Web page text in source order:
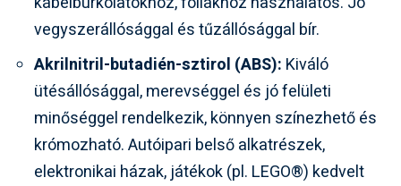
vegyszerállósággal és tűzállósággal bír.
Akrilnitril-butadién-sztirol (ABS): Kiváló
ütésállósággal, merevséggel és jó felületi
minőséggel rendelkezik, könnyen színezhető és
krómozható. Autóipari belső alkatrészek,
elektronikai házak, játékok (pl. LEGO®) kedvelt